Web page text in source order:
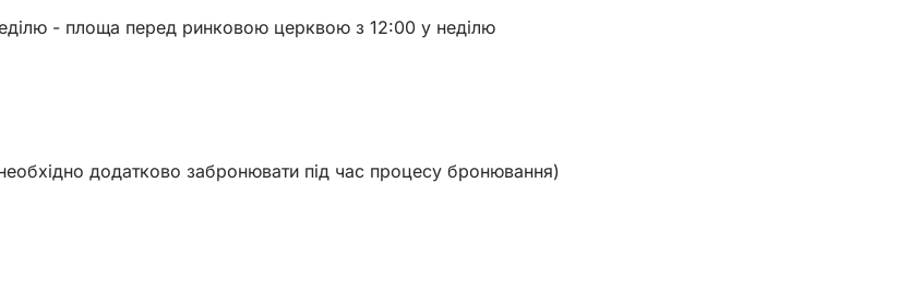
- площа перед ринковою церквою з 12:00 у неділю
додатково забронювати під час процесу бронювання)